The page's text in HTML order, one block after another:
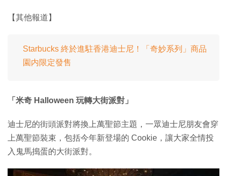
【其他報道】
Starbucks 終於進駐香港迪士尼！「奇妙系列」商品
園内限定發售
「米奇 Halloween 玩轉大街派對」
迪士尼的街頭派對將換上萬聖節主題，一眾迪士尼朋友會穿
上萬聖節裝束，包括今年新登場的 Cookie，讓大家全情投
入鬼馬搗蛋的大街派對。